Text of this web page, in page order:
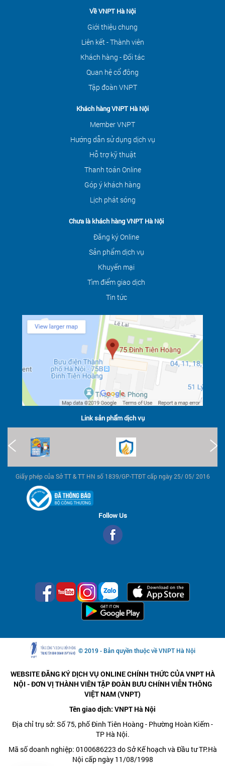
Về VNPT Hà Nội
Giới thiệu chung
Liên kết - Thành viên
Khách hàng - Đối tác
Quan hệ cổ đông
Tập đoàn VNPT
Khách hàng VNPT Hà Nội
Member VNPT
Hướng dẫn sử dụng dịch vụ
Hỗ trợ kỹ thuật
Thanh toán Online
Góp ý khách hàng
Lịch phát sóng
Chưa là khách hàng VNPT Hà Nội
Đăng ký Online
Sản phẩm dịch vụ
Khuyến mại
Tìm điểm giao dịch
Tin tức
Link sản phẩm dịch vụ
Giấy phép của Sở TT & TT HN số 1839/GP-TTĐT cấp ngày 25/ 05/ 2016
Follow Us
© 2019 - Bản quyền thuộc về VNPT Hà Nội
WEBSITE ĐĂNG KÝ DỊCH VỤ ONLINE CHÍNH THỨC CỦA VNPT HÀ
NỘI - ĐƠN VỊ THÀNH VIÊN TẬP ĐOÀN BƯU CHÍNH VIỄN THÔNG
VIỆT NAM (VNPT)
Tên giao dịch: VNPT Hà Nội
Địa chỉ trụ sở: Số 75, phố Đinh Tiên Hoàng - Phường Hoàn Kiếm -
TP Hà Nội.
Mã số doanh nghiệp: 0100686223 do Sở Kế hoạch và Đầu tư TP.Hà
Nội cấp ngày 11/08/1998